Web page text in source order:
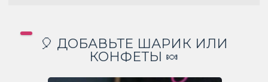
🎈 ДОБАВЬТЕ ШАРИК ИЛИ
КОНФЕТЫ 🍬